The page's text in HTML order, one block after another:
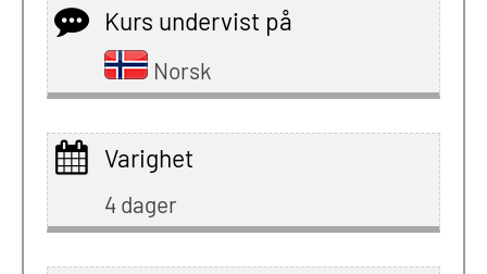
Kurs undervist på
Norsk
Varighet
4 dager